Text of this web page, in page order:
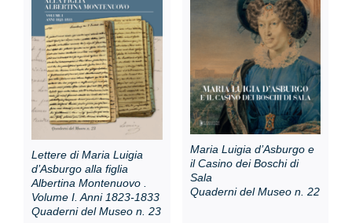
Pubblicazioni
Collezione
Contatti e biglietti
Accessibilità
Dona
Lettere di Maria Luigia
d’Asburgo alla figlia
Albertina Montenuovo .
Volume I. Anni 1823-1833
Quaderni del Museo n. 23
Maria Luigia d’Asburgo e
il Casino dei Boschi di
Sala
Quaderni del Museo n. 22